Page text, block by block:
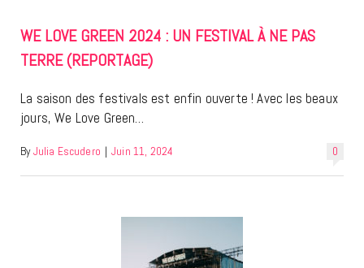
WE LOVE GREEN 2024 : UN FESTIVAL À NE PAS
TERRE (REPORTAGE)
La saison des festivals est enfin ouverte ! Avec les beaux
jours, We Love Green…
0
By Julia Escudero | Juin 11, 2024